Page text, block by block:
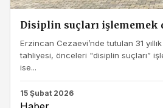
Disiplin suçları işlememek
Erzincan Cezaevi’nde tutulan 31 yıllık
tahliyesi, önceleri "disiplin suçları”
ise...
15 Şubat 2026